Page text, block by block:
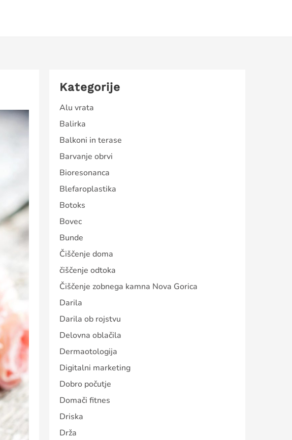
Kategorije
Alu vrata
Balirka
Balkoni in terase
Barvanje obrvi
Bioresonanca
Blefaroplastika
Botoks
Bovec
Bunde
Čiščenje doma
čiščenje odtoka
Čiščenje zobnega kamna Nova Gorica
Darila
Darila ob rojstvu
Delovna oblačila
Dermaotologija
Digitalni marketing
Dobro počutje
Domači fitnes
Driska
Drža